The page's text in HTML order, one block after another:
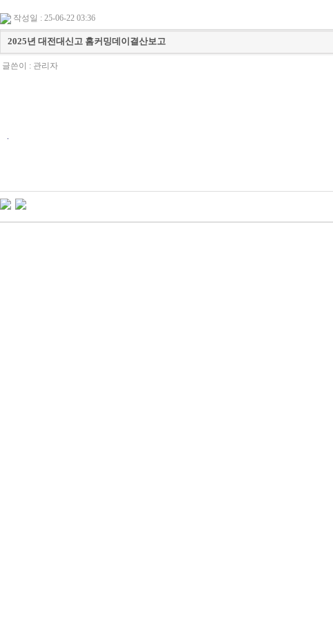
작성일 : 25-06-22 03:36
2025년 대전대신고 홈커밍데이결산보고
글쓴이 : 관리자
.